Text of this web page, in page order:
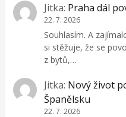
Jitka: Praha dál
22. 7. 2026
Souhlasím. A
si stěžuje, že se
z bytů,…
Jitka: Nový život
Španělsku
22. 7. 2026